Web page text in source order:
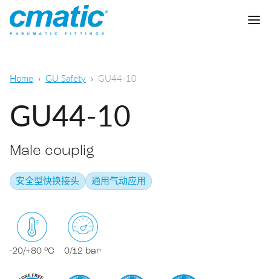
卡套接头
标准接头
通用气动
食品，化学&制药
Cmatic实验室
质量
销售网络
下载
Home GU Safety GU44-10
GU44-10
Male couplig
安全型快换接头 通用气动应用
-20/+80 °C 0/12 bar